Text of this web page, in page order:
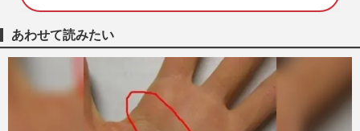
あわせて読みたい